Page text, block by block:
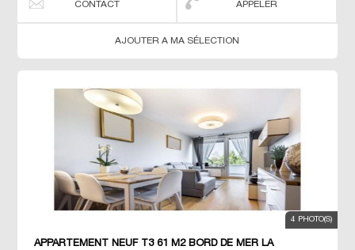
CONTACT APPELER
AJOUTER A MA SÉLECTION
4 PHOTO(S)
APPARTEMENT NEUF T3 61 M2 BORD DE MER LA